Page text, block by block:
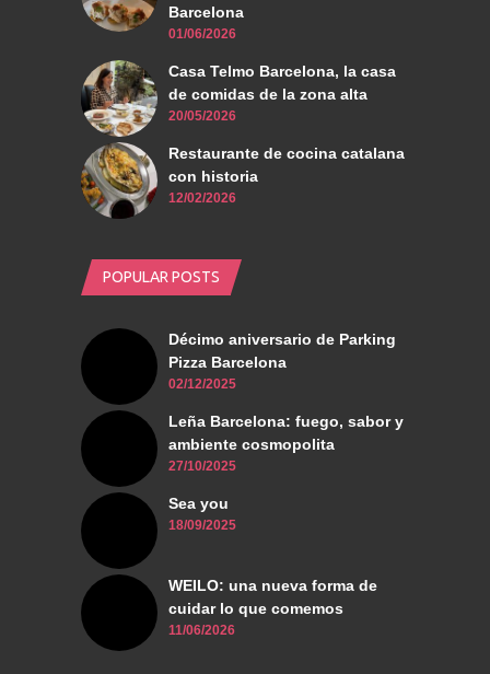
Barcelona
01/06/2026
Casa Telmo Barcelona, la casa
de comidas de la zona alta
20/05/2026
Restaurante de cocina catalana
con historia
12/02/2026
POPULAR POSTS
Décimo aniversario de Parking
Pizza Barcelona
02/12/2025
Leña Barcelona: fuego, sabor y
ambiente cosmopolita
27/10/2025
Sea you
18/09/2025
WEILO: una nueva forma de
cuidar lo que comemos
11/06/2026